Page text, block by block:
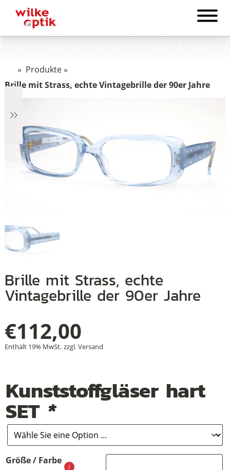
» Produkte»
Brille mit Strass, echte Vintagebrille der 90er Jahre
Brille mit Strass, echte
Vintagebrille der 90er Jahre
€112,00
Enthält 19% MwSt. zzgl.Versand
Kunststoffgläser hart
SET *
Größe / Farbe
+
+